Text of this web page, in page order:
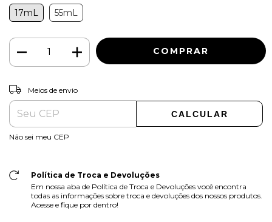
17mL 55mL
Entregas para o CEP:
Meios de envio
CALCULAR
Não sei meu CEP
Política de Troca e Devoluções
Em nossa aba de Política de Troca e Devoluções você encontra
todas as informações sobre troca e devoluções dos nossos produtos.
Acesse e fique por dentro!